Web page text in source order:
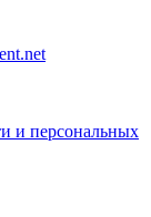
и персональных